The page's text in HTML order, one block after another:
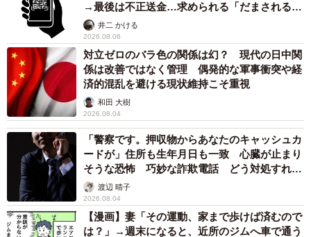
今回は醤油皿を使用／YouTubeチャンネル「ゴールドハンタービンゴ」
（@金塊ビンゴ）提供
→最後は不正送金…求められる「だまされる前
提」の対策
井二 かける
2026.08.06
対立ゼロのバラ色の関係は幻？ 現代の日中関
係は改善ではなく管理 偶発的な軍事衝突や経
済的混乱を避ける現状維持こそ重視
和田 大樹
2026.08.04
「警察です。押収物からあなたのキャッシュカ
ードが」住所も生年月日も一致 心臓が止まり
そうな恐怖 巧妙な詐欺電話 どう対処すれ
ば…渡辺 晴子
2026.08.04
【漫画】妻「その運動、家まで歩けば済むので
は？」→週末になると、近所のジムへ車で通う